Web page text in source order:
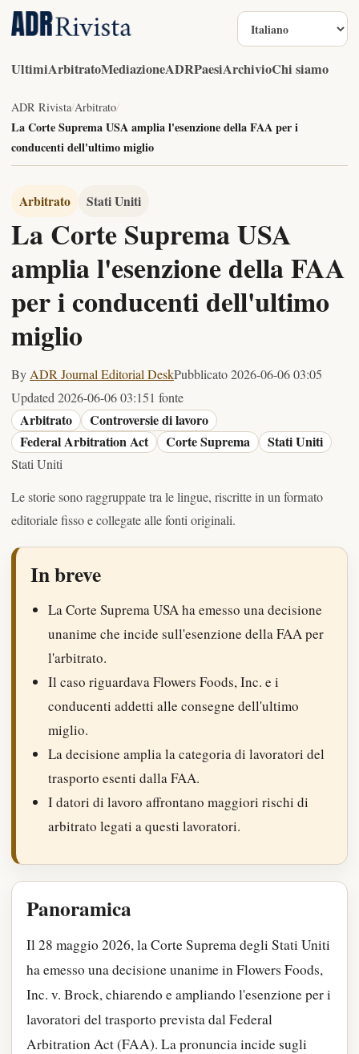
Lingua
UltimiArbitratoMediazioneADRPaesiArchivioChi siamo
ADR Rivista/Arbitrato/
La Corte Suprema USA amplia l'esenzione della FAA per i
conducenti dell'ultimo miglio
Arbitrato Stati Uniti
La Corte Suprema USA
amplia l'esenzione della FAA
per i conducenti dell'ultimo
miglio
ByADR Journal Editorial DeskPubblicato2026-06-06 03:05
Updated2026-06-06 03:151 fonte
Arbitrato
Controversie di lavoro
Federal Arbitration Act
Corte Suprema Stati Uniti
Stati Uniti
Le storie sono raggruppate tra le lingue, riscritte in un formato
editoriale fisso e collegate alle fonti originali.
In breve
La Corte Suprema USA ha emesso una decisione
unanime che incide sull'esenzione della FAA per
l'arbitrato.
Il caso riguardava Flowers Foods, Inc. e i
conducenti addetti alle consegne dell'ultimo
miglio.
La decisione amplia la categoria di lavoratori del
trasporto esenti dalla FAA.
I datori di lavoro affrontano maggiori rischi di
arbitrato legati a questi lavoratori.
Panoramica
Il 28 maggio 2026, la Corte Suprema degli Stati Uniti
ha emesso una decisione unanime in Flowers Foods,
Inc. v. Brock, chiarendo e ampliando l'esenzione per i
lavoratori del trasporto prevista dal Federal
Arbitration Act (FAA). La pronuncia incide sugli